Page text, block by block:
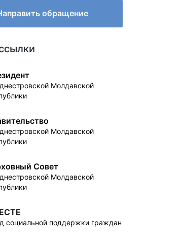
обращение
Молдавской
Молдавской
Совет
Молдавской
социальной поддержки граждан